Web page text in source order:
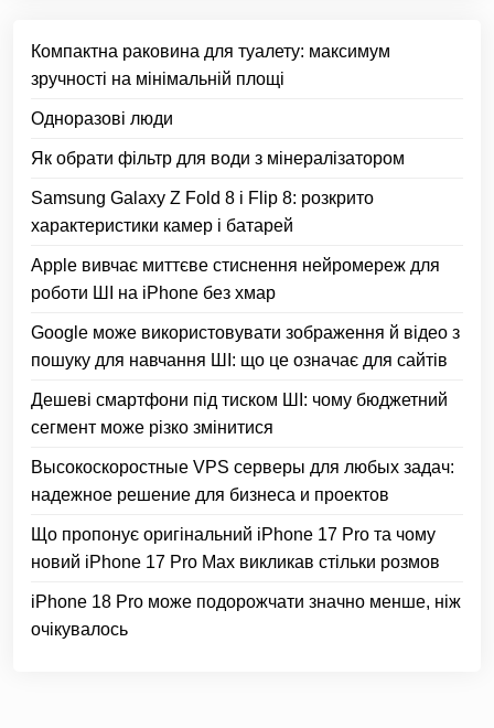
Компактна раковина для туалету: максимум
зручності на мінімальній площі
Одноразові люди
Як обрати фільтр для води з мінералізатором
Samsung Galaxy Z Fold 8 і Flip 8: розкрито
характеристики камер і батарей
Apple вивчає миттєве стиснення нейромереж для
роботи ШІ на iPhone без хмар
Google може використовувати зображення й відео з
пошуку для навчання ШІ: що це означає для сайтів
Дешеві смартфони під тиском ШІ: чому бюджетний
сегмент може різко змінитися
Высокоскоростные VPS серверы для любых задач:
надежное решение для бизнеса и проектов
Що пропонує оригінальний iPhone 17 Pro та чому
новий iPhone 17 Pro Max викликав стільки розмов
iPhone 18 Pro може подорожчати значно менше, ніж
очікувалось